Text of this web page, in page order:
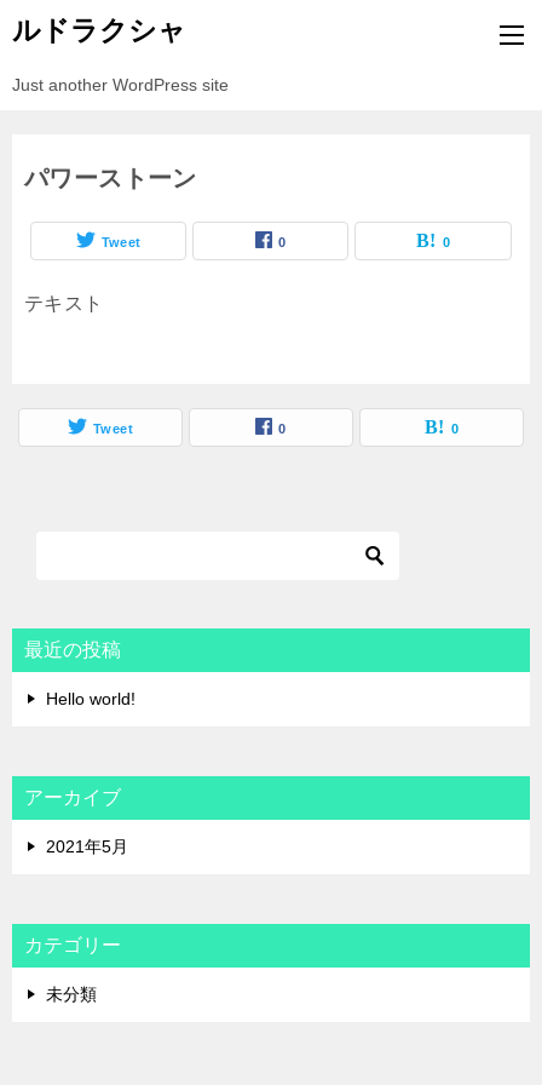
ルドラクシャ
Just another WordPress site
パワーストーン
Tweet 0 0
テキスト
Tweet 0 0
最近の投稿
Hello world!
アーカイブ
2021年5月
カテゴリー
未分類